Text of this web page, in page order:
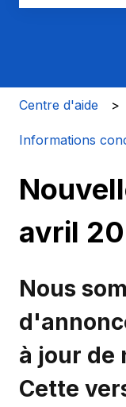
Centre d'aide
Informations
avril
Nous
à jour de
Cette